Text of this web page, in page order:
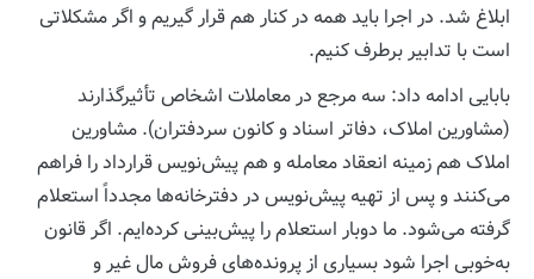
ابلاغ شد. در اجرا باید همه در کنار هم قرار گیریم و اگر مشکلاتی
است با تدابیر برطرف کنیم.
بابایی ادامه داد: سه مرجع در معاملات اشخاص تأثیرگذارند
(مشاورین املاک، دفاتر اسناد و کانون سردفتران). مشاورین
املاک هم زمینه انعقاد معامله و هم‌ پیش‌نویس قرارداد را فراهم
می‌کنند و پس از تهیه پیش‌نویس در دفترخانه‌ها مجدداً استعلام
گرفته می‌شود. ما دوبار استعلام را پیش‌بینی کرده‌ایم. اگر قانون
به‌خوبی اجرا شود بسیاری از پرونده‌های فروش مال غیر و